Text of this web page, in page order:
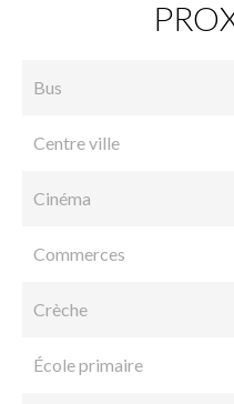
Bus
Centre ville
Cinéma
Commerces
Crèche
École primaire